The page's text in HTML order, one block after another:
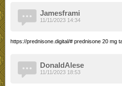
Jamesframi
https://prednisone.digital/# prednisone 20 mg
11/11/2023 14:34
DonaldAlese
11/11/2023 18:53